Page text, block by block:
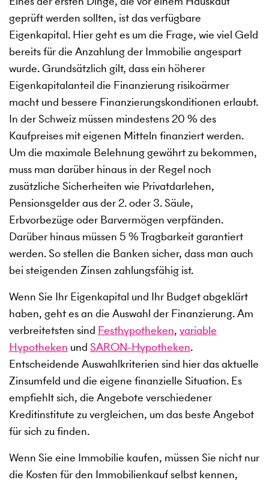
geprüft werden sollten, ist das verfügbare
Eigenkapital. Hier geht es um die Frage, wie viel Geld
bereits für die Anzahlung der Immobilie angespart
wurde. Grundsätzlich gilt, dass ein höherer
Eigenkapitalanteil die Finanzierung risikoärmer
macht und bessere Finanzierungskonditionen erlaubt.
In der Schweiz müssen mindestens 20 % des
Kaufpreises mit eigenen Mitteln finanziert werden.
Um die maximale Belehnung gewährt zu bekommen,
muss man darüber hinaus in der Regel noch
zusätzliche Sicherheiten wie Privatdarlehen,
Pensionsgelder aus der 2. oder 3. Säule,
Erbvorbezüge oder Barvermögen verpfänden.
Darüber hinaus müssen 5 % Tragbarkeit garantiert
werden. So stellen die Banken sicher, dass man auch
bei steigenden Zinsen zahlungsfähig ist.
Wenn Sie Ihr Eigenkapital und Ihr Budget abgeklärt
haben, geht es an die Auswahl der Finanzierung. Am
verbreitetsten sind Festhypotheken, variable
Hypotheken und SARON-Hypotheken.
Entscheidende Auswahlkriterien sind hier das aktuelle
Zinsumfeld und die eigene finanzielle Situation. Es
empfiehlt sich, die Angebote verschiedener
Kreditinstitute zu vergleichen, um das beste Angebot
für sich zu finden.
Wenn Sie eine Immobilie kaufen, müssen Sie nicht nur
die Kosten für den Immobilienkauf selbst kennen,